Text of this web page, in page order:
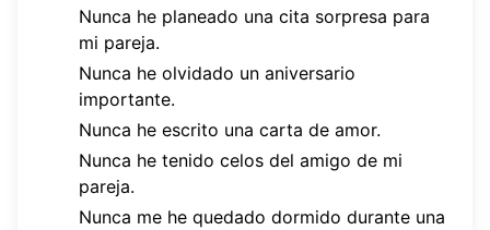
Nunca he planeado una cita sorpresa para
mi pareja.
Nunca he olvidado un aniversario
importante.
Nunca he escrito una carta de amor.
Nunca he tenido celos del amigo de mi
pareja.
Nunca me he quedado dormido durante una